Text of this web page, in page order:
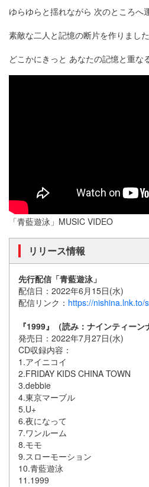
ゆらゆらと揺れながら 次のところへ
素敵な二人と記憶の断片を作りました
どこかにきっと あなたの記憶と重な
「青藍遊泳」MUSIC VIDEO
リリース情報
先行配信「青藍遊泳」
配信日：2022年6月15日(水)
配信リンク： https://nishina.lnk.to/
『1999』（読み：ナインティーン
発売日：2022年7月27日(水)
CD収録内容：
1.アイニコイ
2.FRIDAY KIDS CHINA TOWN
3.debbie
4.東京マーブル
5.U+
6.夜になって
7.ワンルーム
8.モモ
9.スローモーション
10.青藍遊泳
11.1999